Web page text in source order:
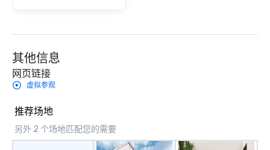
其他信息
网页链接
虚拟参观
推荐场地
另外 2 个场地匹配您的需要